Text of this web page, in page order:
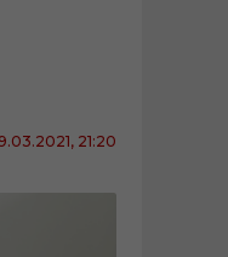
, 21:20